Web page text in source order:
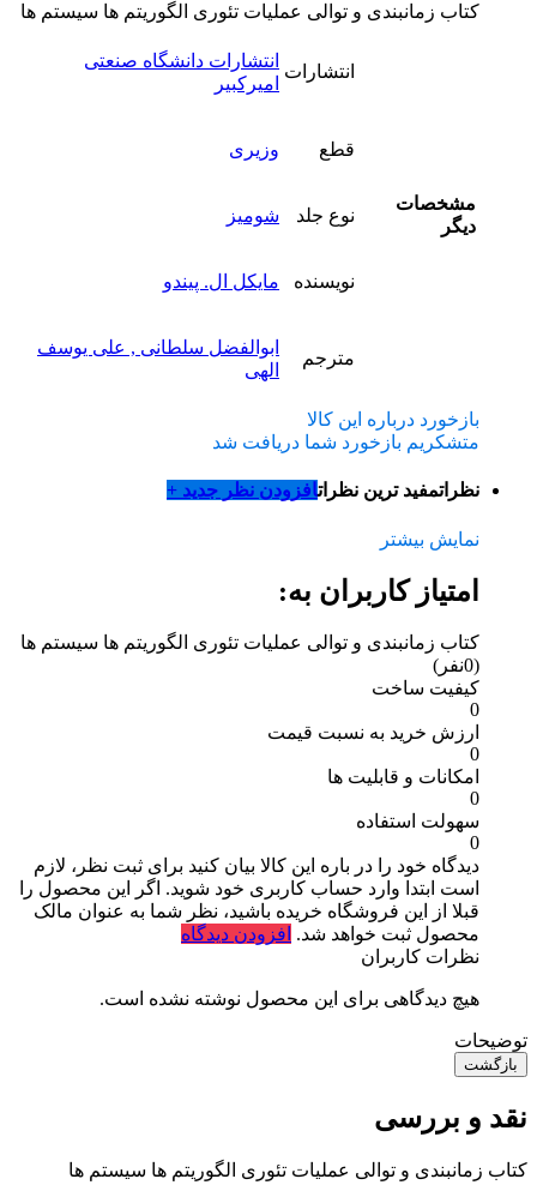
کتاب زمانبندی و توالی عملیات تئوری الگوریتم ها سیستم ها
مشخصات
دیگر
انتشارات
انتشارات دانشگاه صنعتی
امیرکبیر
قطع وزیری
نوع جلد شومیز
نویسنده مایکل ال. پیندو
مترجم
ابوالفضل سلطانی , علی یوسف
الهی
بازخورد درباره این کالا
متشکریم بازخورد شما دریافت شد
نظراتمفید ترین نظراتافزودن نظر جدید +
نمایش بیشتر
امتیاز کاربران به:
کتاب زمانبندی و توالی عملیات تئوری الگوریتم ها سیستم ها
(0نفر)
کیفیت ساخت
0
ارزش خرید به نسبت قیمت
0
امکانات و قابلیت ها
0
سهولت استفاده
0
دیدگاه خود را در باره این کالا بیان کنید برای ثبت نظر، لازم
است ابتدا وارد حساب کاربری خود شوید. اگر این محصول را
قبلا از این فروشگاه خریده باشید، نظر شما به عنوان مالک
محصول ثبت خواهد شد. افزودن دیدگاه
نظرات کاربران
هیچ دیدگاهی برای این محصول نوشته نشده است.
توضیحات
بازگشت
نقد و بررسی
کتاب زمانبندی و توالی عملیات تئوری الگوریتم ها سیستم ها